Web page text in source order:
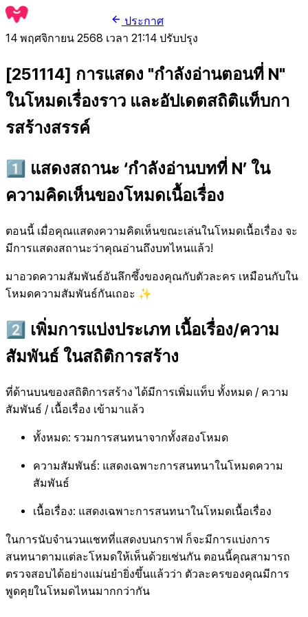
ประกาศ
14 พฤศจิกายน 2568 เวลา 21:14 ปรับปรุง
[251114] การแสดง "กำลังอ่านตอนที่ N"
ในโหมดเรื่องราว และอัปเดตสถิติแท็บกา
รสร้างสรรค์
1️⃣ แสดงสถานะ ‘กำลังอ่านบทที่ N’ ใน
ความคิดเห็นของโหมดเนื้อเรื่อง
ตอนนี้ เมื่อคุณแสดงความคิดเห็นขณะเล่นในโหมดเนื้อเรื่อง จะ
มีการแสดงสถานะว่าคุณอ่านถึงบทไหนแล้ว!
มาอวดความสัมพันธ์อันลึกซึ้งของคุณกับตัวละคร เหมือนกับใน
โหมดความสัมพันธ์กันเถอะ ✨
2️⃣ เพิ่มการแบ่งประเภท เนื้อเรื่อง/ความ
สัมพันธ์ ในสถิติการสร้าง
ที่ด้านบนของสถิติการสร้าง ได้มีการเพิ่มแท็บ ทั้งหมด / ความ
สัมพันธ์ / เนื้อเรื่อง เข้ามาแล้ว
ทั้งหมด: รวมการสนทนาจากทั้งสองโหมด
ความสัมพันธ์: แสดงเฉพาะการสนทนาในโหมดความ
สัมพันธ์
เนื้อเรื่อง: แสดงเฉพาะการสนทนาในโหมดเนื้อเรื่อง
ในการนับจำนวนแชทที่แสดงบนกราฟ ก็จะมีการแบ่งการ
สนทนาตามแต่ละโหมดให้เห็นด้วยเช่นกัน ตอนนี้คุณสามารถ
ตรวจสอบได้อย่างแม่นยำยิ่งขึ้นแล้วว่า ตัวละครของคุณมีการ
พูดคุยในโหมดไหนมากกว่ากัน